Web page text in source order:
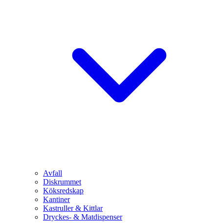
Avfall
Diskrummet
Köksredskap
Kantiner
Kastruller & Kittlar
Dryckes- & Matdispenser